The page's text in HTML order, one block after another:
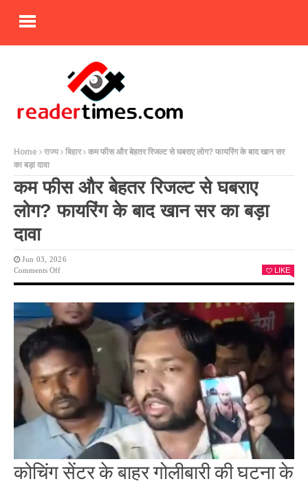
Home राज्य बिहार
कम फीस और बेहतर रिजल्ट से घबराए लोग? फायरिंग के बाद खान सर
का बड़ा दावा
कम फीस और बेहतर रिजल्ट से घबराए
लोग? फायरिंग के बाद खान सर का बड़ा
दावा
Jun 03, 2026
Comments OffOn
और
बेहतर
रिजल्ट
घबराए
लोग?
फायरिंग
बाद
खान
सर
का
बड़ा
दावा
LIKE
कोचिंग सेंटर के बाहर गोलीबारी की घटना के